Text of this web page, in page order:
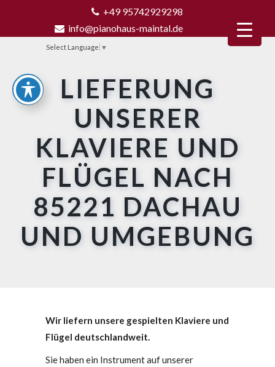
+49 95742929298
info@pianohaus-maintal.de
Select Language ▼
LIEFERUNG
UNSERER
KLAVIERE UND
FLÜGEL NACH
85221 DACHAU
UND UMGEBUNG
Wir liefern unsere gespielten Klaviere und
Flügel deutschlandweit.
Sie haben ein Instrument auf unserer